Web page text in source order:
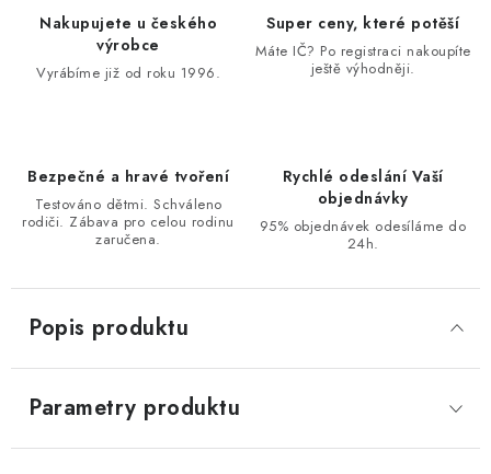
Nakupujete u českého
výrobce
Vyrábíme již od roku 1996.
Super ceny, které potěší
Máte IČ? Po registraci nakoupíte
ještě výhodněji.
Bezpečné a hravé tvoření
Testováno dětmi. Schváleno
rodiči. Zábava pro celou rodinu
zaručena.
Rychlé odeslání Vaší
objednávky
95% objednávek odesíláme do
24h.
Popis produktu
Parametry produktu